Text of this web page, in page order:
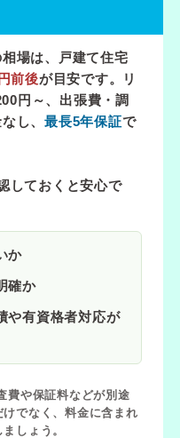
場は、戸建て住宅
前後が目安です。リ
円～、出張費・調
し、 最長5年保証で
しておくと安心で
か
確か
や有資格者対応が
や保証料などが別途
でなく、料金に含まれ
しょう。